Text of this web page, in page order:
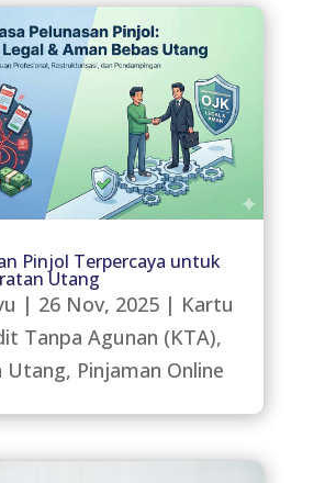
Pinjol Terpercaya untuk
Utang
| 26 Nov, 2025| Kartu
Tanpa Agunan (KTA),
Utang, Pinjaman Online